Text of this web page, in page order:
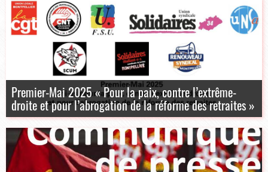
Premier-Mai 2025 « Pour la paix, contre l’extrême-
droite et pour l’abrogation de la réforme des retraites »